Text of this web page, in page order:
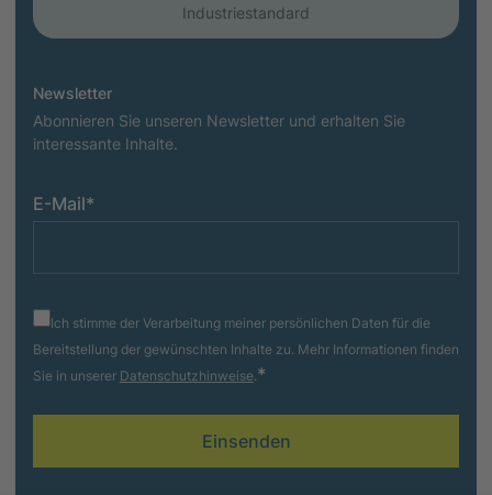
Industriestandard
Newsletter
Abonnieren Sie unseren Newsletter und erhalten Sie
interessante Inhalte.
E-Mail*
Ich stimme der Verarbeitung meiner persönlichen Daten für die
Bereitstellung der gewünschten Inhalte zu. Mehr Informationen finden
Sie in unserer Datenschutzhinweise *